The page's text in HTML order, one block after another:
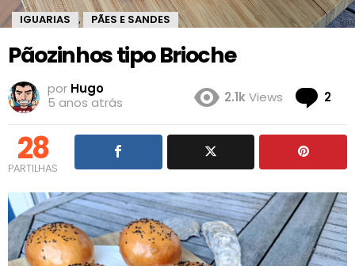
IGUARIAS , PÃES E SANDES
Pãozinhos tipo Brioche
por Hugo
5 anos atrás
2.1kViews 2
28
PARTILHAS